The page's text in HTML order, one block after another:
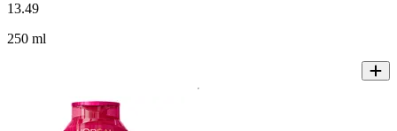
13.49
250 ml